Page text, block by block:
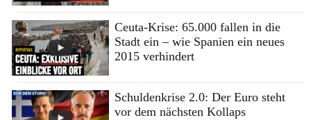
Ceuta-Krise: 65.000 fallen in die
Stadt ein – wie Spanien ein neues
2015 verhindert
Schuldenkrise 2.0: Der Euro steht
vor dem nächsten Kollaps